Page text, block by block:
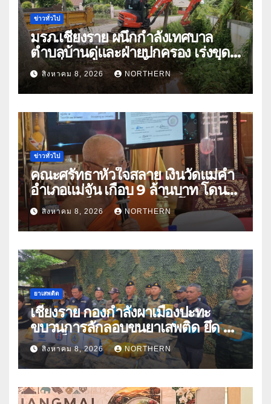
ข่าวทั่วไป
มรภ.เชียงราย ผนึกกำลังเทศบาล
ตำบลบ้านดู่และฝ่ายปกครอง เร่งขุด
ลอกสิ่งกีดขวางทางน้ำ ป้องกันและลด
ปัญหาน้ำท่วม
สิงหาคม 8, 2026 NORTHERN
ข่าวทั่วไป
คณะศรัทธาหัวใจสลาย เงินวัดแม่คำ
อำเภอแม่จัน เกือบ 9 ล้านบาท โดน
แก๊งคอลเซ็นเตอร์หลอกให้โอนข้าม
ปีกว่า 66 บัญชี
สิงหาคม 8, 2026 NORTHERN
ยาเสพติด
เชียงราย กองกำลังผาเมืองปะทะ
ขบวนการลักลอบขนยาเสพติด ยึด 2
ล้านเม็ด
สิงหาคม 8, 2026 NORTHERN